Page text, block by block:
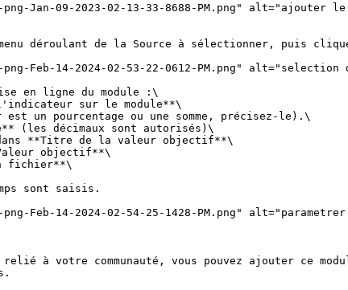
Jan-09-2023-02-13-33-8688-PM.png" alt="ajouter
déroulant de la Source à sélectionner, puis
Feb-14-2024-02-53-22-0612-PM.png" alt="selection
en ligne du module :\
sur le module**\
un pourcentage ou une somme, précisez-le).\
(les décimaux sont autorisés)\
**Titre de la valeur objectif**\
objectif**\
fichier**\
sont saisis.
Feb-14-2024-02-54-25-1428-PM.png"
à votre communauté, vous pouvez ajouter ce